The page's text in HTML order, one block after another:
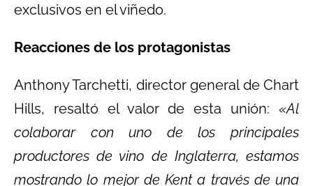
exclusivos en el viñedo.
Reacciones de los protagonistas
Anthony Tarchetti, director general de Chart
Hills, resaltó el valor de esta unión: «Al
colaborar con uno de los principales
productores de vino de Inglaterra, estamos
mostrando lo mejor de Kent a través de una